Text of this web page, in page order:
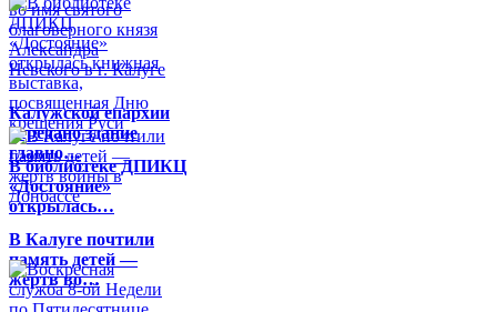
Калужской епархии
передано здание
главно…
В библиотеке ДПИКЦ
«Достояние»
открылась…
В Калуге почтили
память детей —
жертв во…